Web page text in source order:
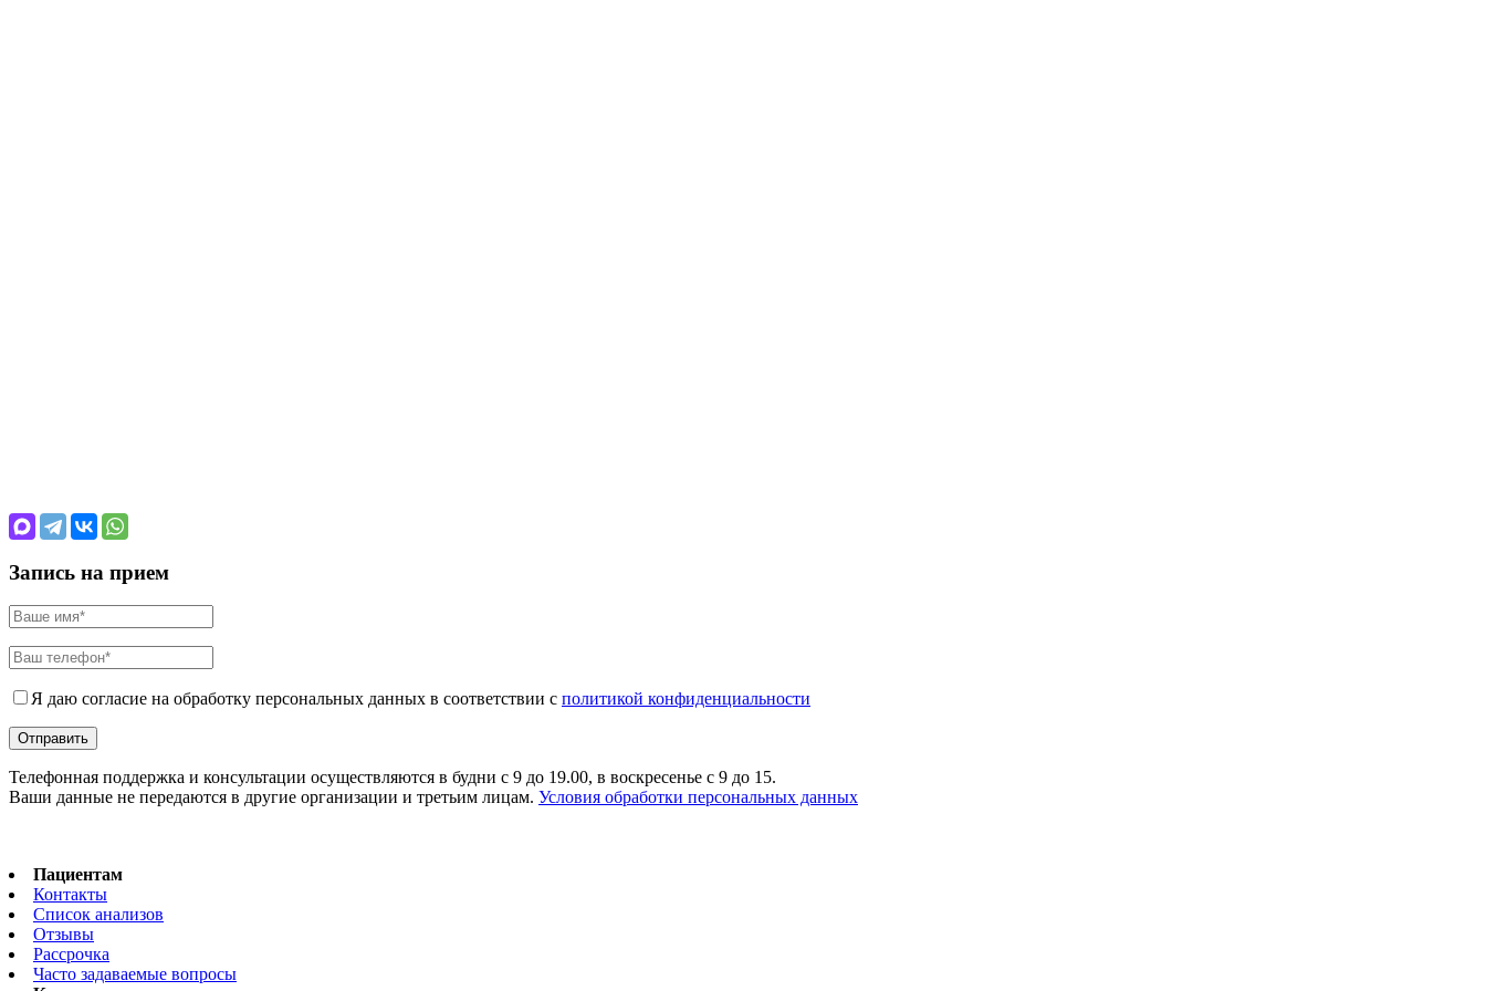
Запись на прием
Я даю согласие на обработку персональных данных в соответствии с политикой конфиденциальности
Телефонная поддержка и консультации осуществляются в будни с 9 до 19.00, в воскресенье с 9 до 15.
Ваши данные не передаются в другие организации и третьим лицам. Условия обработки персональных данных
Пациентам
Контакты
Список анализов
Отзывы
Рассрочка
Часто задаваемые вопросы